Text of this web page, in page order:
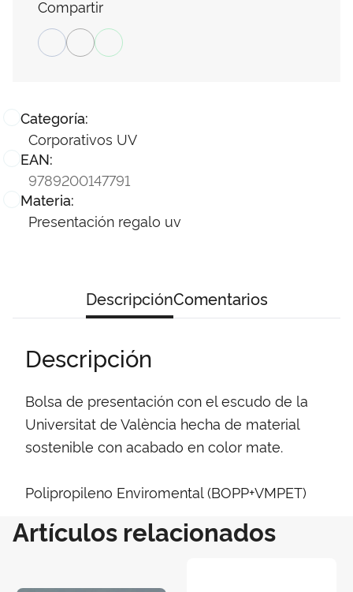
Categoría:
Corporativos UV
EAN:
9789200147791
Materia:
Presentación regalo uv
Compartir
DescripciónComentarios
Descripción
Bolsa de presentación con el escudo de la
Universitat de València hecha de material
sostenible con acabado en color mate.
Polipropileno Enviromental (BOPP+VMPET)
Artículos relacionados